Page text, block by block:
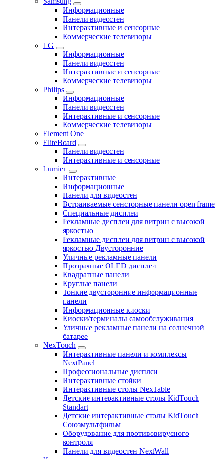
Информационные
Панели видеостен
Интерактивные и сенсорные
Коммерческие телевизоры
LG
Информационные
Панели видеостен
Интерактивные и сенсорные
Коммерческие телевизоры
Philips
Информационные
Панели видеостен
Интерактивные и сенсорные
Коммерческие телевизоры
Element One
EliteBoard
Панели видеостен
Интерактивные и сенсорные
Lumien
Интерактивные
Информационные
Панели для видеостен
Встраиваемые сенсторные панели open frame
Специальные дисплеи
Рекламные дисплеи для витрин с высокой
яркостью
Рекламные дисплеи для витрин с высокой
яркостью Двусторонние
Уличные рекламные панели
Прозрачные OLED дисплеи
Квадратные панели
Круглые панели
Тонкие двусторонние информационные
панели
Информационные киоски
Киоски/терминалы самообслуживания
Уличные рекламные панели на солнечной
батарее
NexTouch
Интерактивные панели и комплексы
NextPanel
Профессиональные дисплеи
Интерактивные стойки
Интерактивные столы NexTable
Детские интерактивные столы KidTouch
Standart
Детские интерактивные столы KidTouch
Союзмультфильм
Оборудование для противовирусного
контроля
Панели для видеостен NextWall